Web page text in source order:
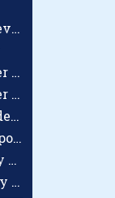
Redman Europe Sales Developer (Europe)
Dura Vermeer Uitvoerder GWW Amsterdam
Dura Vermeer Uitvoerder Civiel Nijmegen
Duifhuizen Verkoopmedewerker Ridderkerk
EK Retail Customer Support Omnichannel
Hubo Assistent Category Manager
Checkpoint Systems Key Accountmanager Benelux